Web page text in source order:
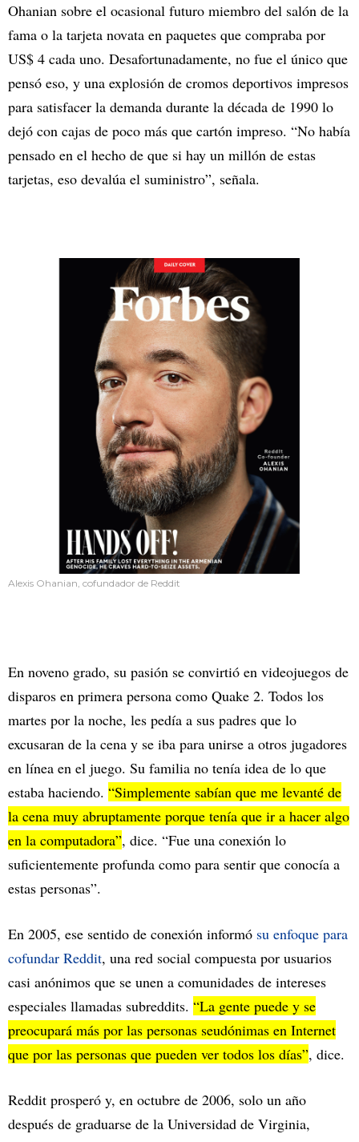
Ohanian sobre el ocasional futuro miembro del salón de la
fama o la tarjeta novata en paquetes que compraba por
US$ 4 cada uno. Desafortunadamente, no fue el único que
pensó eso, y una explosión de cromos deportivos impresos
para satisfacer la demanda durante la década de 1990 lo
dejó con cajas de poco más que cartón impreso. “No había
pensado en el hecho de que si hay un millón de estas
tarjetas, eso devalúa el suministro”, señala.
Alexis Ohanian, cofundador de Reddit
En noveno grado, su pasión se convirtió en videojuegos de
disparos en primera persona como Quake 2. Todos los
martes por la noche, les pedía a sus padres que lo
excusaran de la cena y se iba para unirse a otros jugadores
en línea en el juego. Su familia no tenía idea de lo que
estaba haciendo. “Simplemente sabían que me levanté de
la cena muy abruptamente porque tenía que ir a hacer algo
en la computadora”, dice. “Fue una conexión lo
suficientemente profunda como para sentir que conocía a
estas personas”.
En 2005, ese sentido de conexión informó su enfoque para
cofundar Reddit, una red social compuesta por usuarios
casi anónimos que se unen a comunidades de intereses
especiales llamadas subreddits. “La gente puede y se
preocupará más por las personas seudónimas en Internet
que por las personas que pueden ver todos los días”, dice.
Reddit prosperó y, en octubre de 2006, solo un año
después de graduarse de la Universidad de Virginia,